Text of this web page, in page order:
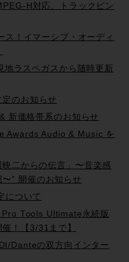
H対応、トラックピン
！イマーシブ・オーディ
ラスベガスから随時更新
のお知らせ
新価格帯系のお知らせ
Awards Audio & Music を
二からの伝言」〜音楽感
” 開催のお知らせ
について
Pro Tools Ultimate永続版
！【3/31まで】
Danteの双方向インター